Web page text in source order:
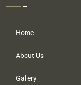
Home
About Us
Gallery